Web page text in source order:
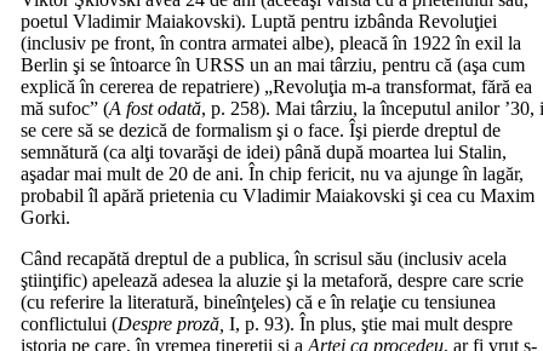
poetul Vladimir Maiakovski). Luptă pentru izbânda Revoluţiei
(inclusiv pe front, în contra armatei albe), pleacă în 1922 în exil la
Berlin şi se întoarce în URSS un an mai târziu, pentru că (aşa cum
explică în cererea de repatriere) „Revoluţia m-a transformat, fără ea
mă sufoc” (A fost odată, p. 258). Mai târziu, la începutul anilor ’30,
se cere să se dezică de formalism şi o face. Îşi pierde dreptul de
semnătură (ca alţi tovarăşi de idei) până după moartea lui Stalin,
aşadar mai mult de 20 de ani. În chip fericit, nu va ajunge în lagăr,
probabil îl apără prietenia cu Vladimir Maiakovski şi cea cu Maxim
Gorki.
Când recapătă dreptul de a publica, în scrisul său (inclusiv acela
ştiinţific) apelează adesea la aluzie şi la metaforă, despre care scrie
(cu referire la literatură, bineînţeles) că e în relaţie cu tensiunea
conflictului (Despre proză,I, p. 93). În plus, ştie mai mult despre
istoria pe care, în vremea tinereţii şi aArtei ca procedeu, ar fi vrut s-